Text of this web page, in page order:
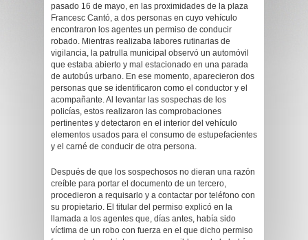
pasado 16 de mayo, en las proximidades de la plaza
Francesc Cantó, a dos personas en cuyo vehículo
encontraron los agentes un permiso de conducir
robado. Mientras realizaba labores rutinarias de
vigilancia, la patrulla municipal observó un automóvil
que estaba abierto y mal estacionado en una parada
de autobús urbano. En ese momento, aparecieron dos
personas que se identificaron como el conductor y el
acompañante. Al levantar las sospechas de los
policías, estos realizaron las comprobaciones
pertinentes y detectaron en el interior del vehículo
elementos usados para el consumo de estupefacientes
y el carné de conducir de otra persona.
Después de que los sospechosos no dieran una razón
creíble para portar el documento de un tercero,
procedieron a requisarlo y a contactar por teléfono con
su propietario. El titular del permiso explicó en la
llamada a los agentes que, días antes, había sido
víctima de un robo con fuerza en el que dicho permiso